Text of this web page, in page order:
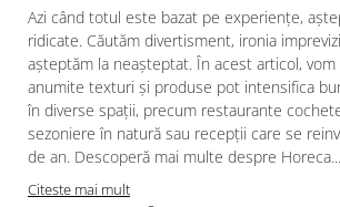
Azi când totul este bazat pe experiențe,
ridicate. Căutăm divertisment, ironia
așteptăm la neașteptat. În acest articol,
anumite texturi și produse pot intensifica
în diverse spații, precum restaurante
sezoniere în natură sau recepții care se
de an. Descoperă mai multe despre Horeca...
Citeste mai mult